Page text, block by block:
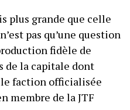
plus grande que celle
pas qu’une question
fidèle de
de la capitale dont
faction officialisée
membre de la JTF